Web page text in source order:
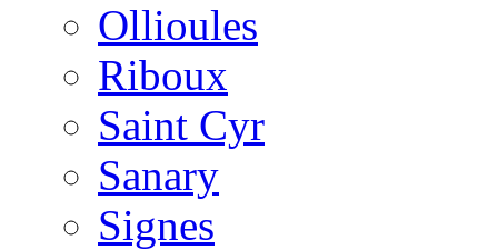
Ollioules
Riboux
Saint Cyr
Sanary
Signes